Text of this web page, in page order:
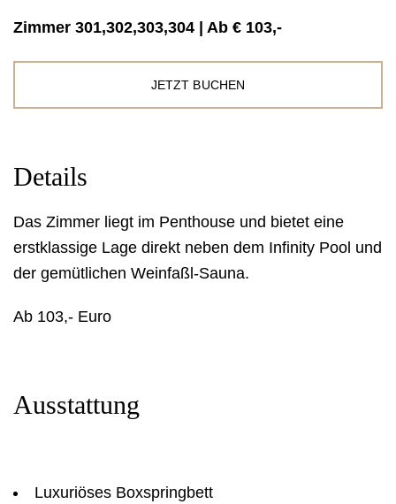
Zimmer 301,302,303,304 | Ab € 103,-
JETZT BUCHEN
Details
Das Zimmer liegt im Penthouse und bietet eine
erstklassige Lage direkt neben dem Infinity Pool und
der gemütlichen Weinfaßl-Sauna.
Ab 103,- Euro
Ausstattung
Luxuriöses Boxspringbett